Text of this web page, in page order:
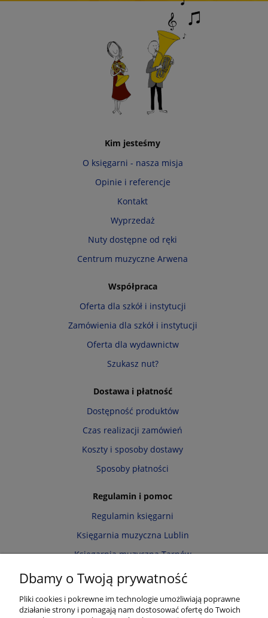
Kim jesteśmy
O księgarni - nasza misja
Opinie i referencje
Kontakt
Wyprzedaż
Nuty dostępne od ręki
Centrum muzyczne Arwena
Współpraca
Oferta dla szkół i instytucji
Zamówienia dla szkół i instytucji
Oferta dla wydawnictw
Szukasz nut?
Dostawa i płatność
Dostępność produktów
Czas realizacji zamówień
Koszty i sposoby dostawy
Sposoby płatności
Regulamin i pomoc
Regulamin księgarni
Księgarnia muzyczna Lublin
Księgarnia muzyczna Tarnów
Informacja o cookies
Zwroty i reklamacje
Dbamy o Twoją prywatność
Pliki cookies i pokrewne im technologie umożliwiają poprawne
działanie strony i pomagają nam dostosować ofertę do Twoich